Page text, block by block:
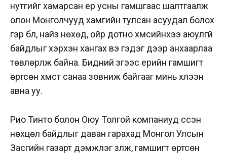
нутгийг хамарсан үер усны гамшгаас шалтгаалж
олон Монголчууд хамгийн тулсан асуудал болох
гэр бүл, найз нөхөд, ойр дотно хүмүүсийнхээ аюулгүй
байдлыг хэрхэн хангах вэ гэдэг дээр анхаарлаа
төвлөрүүлж байна. Бидний зүгээс үерийн гамшигт
өртсөн хүмүүст санаа зовниж байгааг минь хүлээн
авна уу.
Рио Тинто болон Оюу Толгой компаниуд үүссэн
нөхцөл байдлыг даван гарахад Монгол Улсын
Засгийн газарт дэмжлэг үзүүлж, гамшигт өртсөн